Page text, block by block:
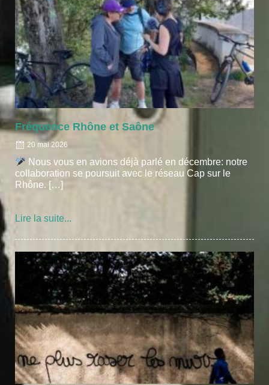
Fréquence Rhône et Saône
20 mai 2026
Nous vous en avions déjà parlé en décembre: notre
collaboration se poursuit avec le réseau Cap sur le
Rhône. […]
Lire la suite...
Posted
on